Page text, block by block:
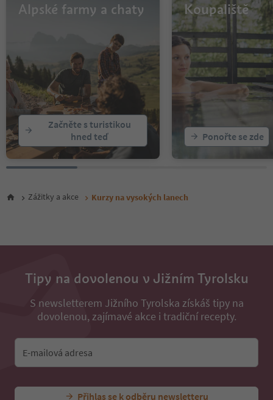
Alpské farmy a chaty
Začněte s turistikou
hned teď
Koupaliště
Ponořte se zde
Zážitky a akce Kurzy na vysokých lanech
Tipy na dovolenou v Jižním Tyrolsku
S newsletterem Jižního Tyrolska získáš tipy na
dovolenou, zajímavé akce i tradiční recepty.
E-mailová adresa
Přihlas se k odběru newsletteru